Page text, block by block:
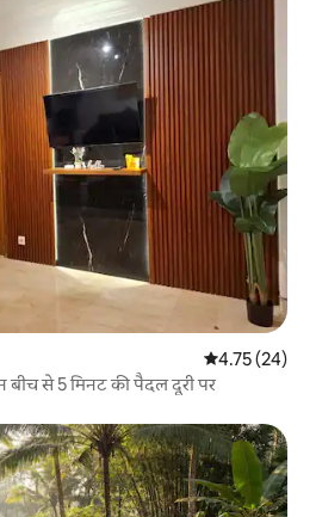
औसत रेटिंग 5 में
4.75 (24)
बीच से 5 मिनट की पैदल दूरी पर